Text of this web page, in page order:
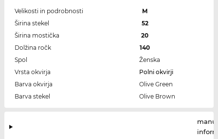
Velikosti in podrobnosti
M
Širina stekel
52
Širina mostička
20
Dolžina ročk
140
Spol
Ženska
Vrsta okvirja
Polni okvirji
Barva okvirja
Olive Green
Barva stekel
Olive Brown